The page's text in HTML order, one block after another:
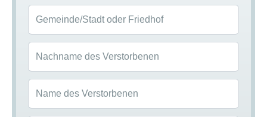
Gemeinde/Stadt oder Friedhof
Nachname des Verstorbenen
Name des Verstorbenen